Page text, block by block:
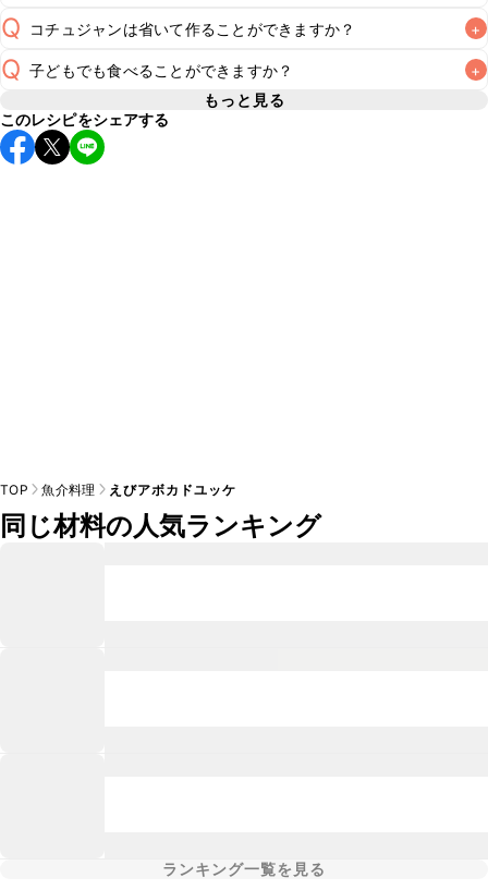
A
Q コチュジャンは省いて作ることができますか？ +
A
使用量が少ない場合は省いてもお作りいただけますが、メイ
ンの味付けとして使用している場合は省くと味がぼやける可
能性があるため、 こちら
Q 子どもでも食べることができますか？ +
コチュジャンは甘辛い風味が特徴の食材なため、お子様や辛
い味付けが苦手な方は風味や刺激を強く感じる可能性がござ
います。使用する食材や味付けにつきましては普段のお子様
もっと見る
このレシピをシェアする
TOP 魚介料理 えびアボカドユッケ
同じ材料の人気ランキング
ランキング一覧を見る